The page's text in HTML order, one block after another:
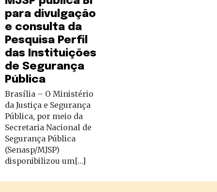
para divulgação
e consulta da
Pesquisa Perfil
das Instituições
de Segurança
Pública
Brasília – O Ministério
da Justiça e Segurança
Pública, por meio da
Secretaria Nacional de
Segurança Pública
(Senasp/MJSP)
disponibilizou um[…]